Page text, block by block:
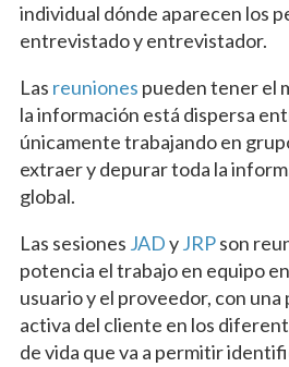
individual dónde aparecen los
entrevistado y entrevistador.
Las reuniones pueden tener el
la información está dispersa
únicamente trabajando en
extraer y depurar toda la
global.
Las sesiones JADyJRPson
potencia el trabajo en equipo
usuario y el proveedor, con
activa del cliente en los
de vida que va a permitir